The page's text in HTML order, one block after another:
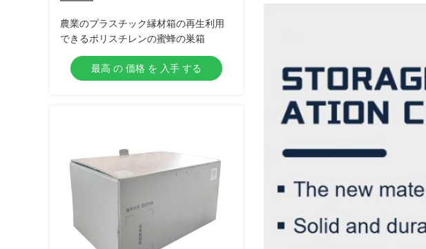
農業のプラスチック縁材箱の再生利用
できるポリスチレンの蜜蜂の巣箱
最高 の 価格 を 入手 する